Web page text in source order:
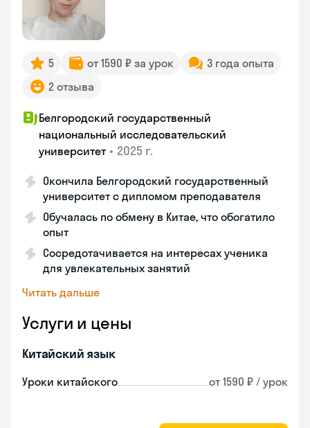
5 от 1590 ₽ за урок
3 года опыта
2 отзыва
Белгородский государственный
национальный исследовательский
университет • 2025 г.
Окончила Белгородский государственный
университет с дипломом преподавателя
Обучалась по обмену в Китае, что обогатило
опыт
Сосредотачивается на интересах ученика
для увлекательных занятий
Читать дальше
Услуги и цены
Китайский язык
Уроки китайского от 1590 ₽ / урок